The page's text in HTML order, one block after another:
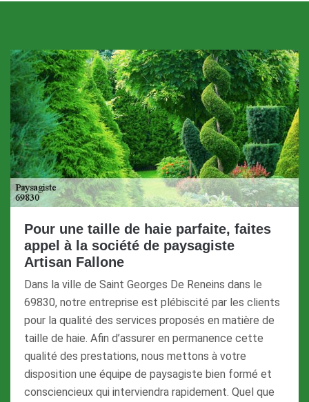
Pour une taille de haie parfaite, faites
appel à la société de paysagiste
Artisan Fallone
Dans la ville de Saint Georges De Reneins dans le
69830, notre entreprise est plébiscité par les clients
pour la qualité des services proposés en matière de
taille de haie. Afin d’assurer en permanence cette
qualité des prestations, nous mettons à votre
disposition une équipe de paysagiste bien formé et
consciencieux qui interviendra rapidement. Quel que